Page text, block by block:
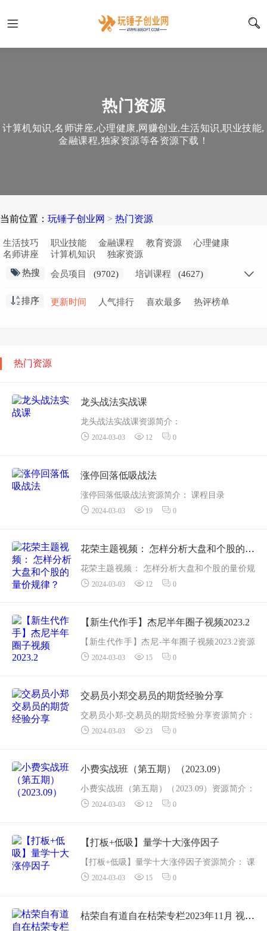
热门资源
计算机知识,名师讲座,心理健康,网赚创业,生活知识,职业技能,
金融课程,独家资源等各资源下载！
当前位置： 玩锤子创业网 > 热门资源
生活技巧 职业技能 金融课程 教育资源
心理健康
名师讲座
计算机知识
独家资源
热搜
会员项目 (9702) 培训课程
(4627)
职业技能
(1871) 高中课程
(1636)
视频教学
排序 更新时间 人气排行 喜欢最多 热评榜单
热门资源
龙头战法实战课
龙头战法实战课资源简介：
课程目录
02.龙头战法前言课
03.第1课 龙头战法名词解释
04.第2课 龙头的四大核心基因
2024-03-03 12 0
涨停回落低吸战法
涨停回落低吸战法资源简介： 课程目录
2.16日晚课.mp4
2022.2.23 日课.avi
2022.2.27...
2024-03-03 19 0
花荣主题视频： 怎样分析大盘和个股的量价规律？
花荣主题视频： 怎样分析大盘和个股的量价规
律？资源简介： 随着A股数量规模的急剧扩
加明显，熊长牛短，大部分时间弱平衡窄...
2024-03-03 12 0
【新生代作手】杰尼半年圈子视频2023.2
【新生代作手】杰尼-半年圈子视频2023.2资源
简介： 新生代作手(公众号同名)，人称杰尼老
场最高阶逻辑。券商。左磷右理...
2024-03-03 15 0
交易员小郑交易员的期货经验分享
交易员小郑-交易员的期货经验分享资源简介：
课程目录
02_第一章-第一节-别理解错了期货.mp4
03_第一章-第二节-最重...
2024-03-03 23 0
小费实战班（第五期）（2023.09）
小费实战班（第五期）（2023.09）资源简介：
小费实战班跟小费训练营最大的不同就是注重
实战班要求最少参加过一次小费训练营学习并
日对所有的概念都已经精...
2024-03-03 12 0
【打板+低吸】量学十大涨停因子
【打板+低吸】量学十大涨停因子资源简介： 课
程目录
02.涨停基因第二讲.mp4
2024-03-03 15 0
枯荣自有道自在枯荣专栏2023年11月 视频课程